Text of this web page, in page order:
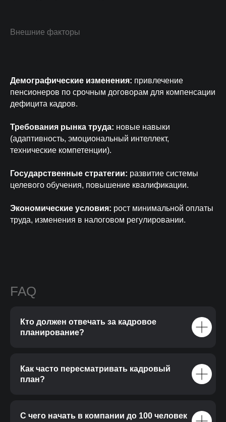
Внешние факторы
Демографические изменения: привлечение
пенсионеров по срочным договорам для компенсации
дефицита кадров.
Требования рынка труда: новые навыки
(адаптивность, эмоциональный интеллект,
технические компетенции).
Государственные стратегии: развитие системы
целевого обучения, повышение квалификации.
Экономические условия: рост минимальной оплаты
труда, изменения в налоговом регулировании.
FAQ
Кто должен отвечать за кадровое
планирование?
Как часто пересматривать кадровый
план?
С чего начать в компании до 100 человек